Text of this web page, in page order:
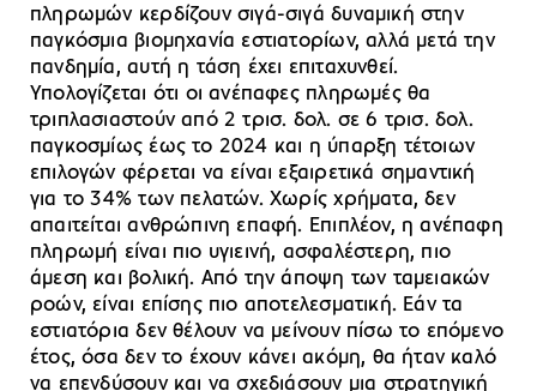
πληρωμών κερδίζουν σιγά-σιγά δυναμική στην
παγκόσμια βιομηχανία εστιατορίων, αλλά μετά την
πανδημία, αυτή η τάση έχει επιταχυνθεί.
Υπολογίζεται ότι οι ανέπαφες πληρωμές θα
τριπλασιαστούν από 2 τρισ. δολ. σε 6 τρισ. δολ.
παγκοσμίως έως το 2024 και η ύπαρξη τέτοιων
επιλογών φέρεται να είναι εξαιρετικά σημαντική
για το 34% των πελατών. Χωρίς χρήματα, δεν
απαιτείται ανθρώπινη επαφή. Επιπλέον, η ανέπαφη
πληρωμή είναι πιο υγιεινή, ασφαλέστερη, πιο
άμεση και βολική. Από την άποψη των ταμειακών
ροών, είναι επίσης πιο αποτελεσματική. Εάν τα
εστιατόρια δεν θέλουν να μείνουν πίσω το επόμενο
έτος, όσα δεν το έχουν κάνει ακόμη, θα ήταν καλό
να επενδύσουν και να σχεδιάσουν μια στρατηγική